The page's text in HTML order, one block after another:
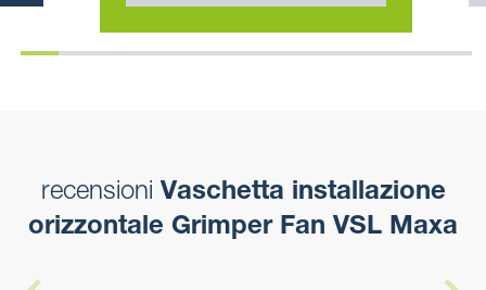
recensioni Vaschetta installazione
orizzontale Grimper Fan VSL Maxa